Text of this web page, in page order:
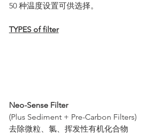
50 种温度设置可供选择。
TYPES of filter
Neo-Sense Filter
(Plus Sediment + Pre-Carbon Filters)
去除微粒、氯、挥发性有机化合物